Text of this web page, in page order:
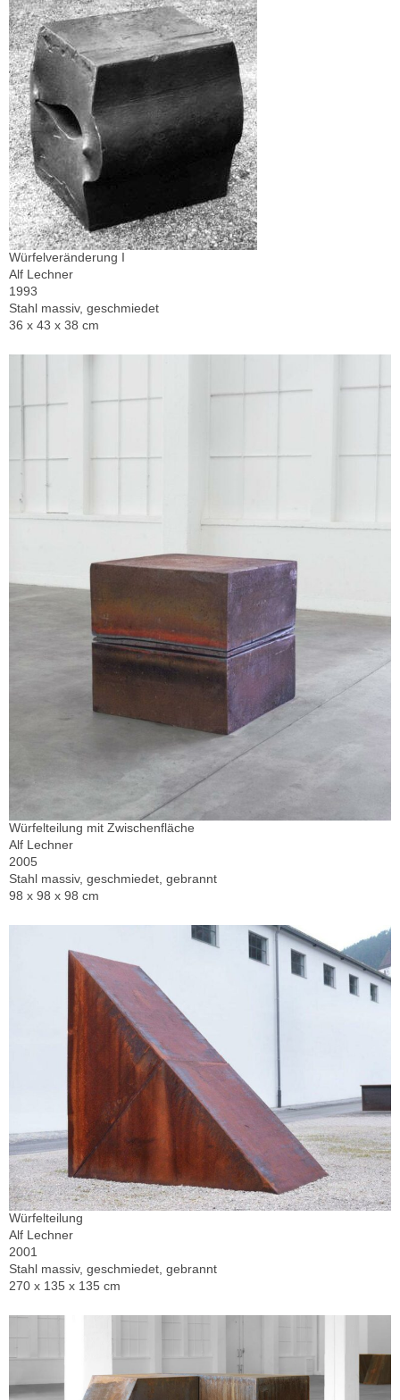
Würfelveränderung I
Alf Lechner
1993
Stahl massiv, geschmiedet
36 x 43 x 38 cm
Würfelteilung mit Zwischenfläche
Alf Lechner
2005
Stahl massiv, geschmiedet, gebrannt
98 x 98 x 98 cm
Würfelteilung
Alf Lechner
2001
Stahl massiv, geschmiedet, gebrannt
270 x 135 x 135 cm